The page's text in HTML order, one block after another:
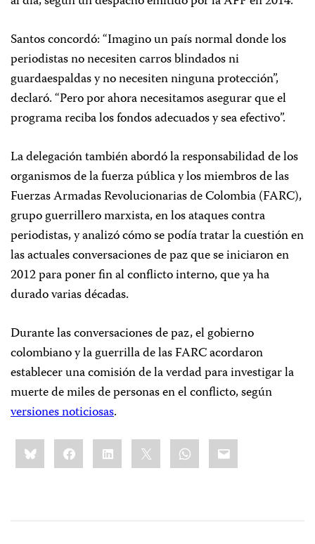
Santos concordó: “Imagino un país normal donde los
periodistas no necesiten carros blindados ni
guardaespaldas y no necesiten ninguna protección”,
declaró. “Pero por ahora necesitamos asegurar que el
programa reciba los fondos adecuados y sea efectivo”.
La delegación también abordó la responsabilidad de los
organismos de la fuerza pública y los miembros de las
Fuerzas Armadas Revolucionarias de Colombia (FARC),
grupo guerrillero marxista, en los ataques contra
periodistas, y analizó cómo se podía tratar la cuestión en
las actuales conversaciones de paz que se iniciaron en
2012 para poner fin al conflicto interno, que ya ha
durado varias décadas.
Durante las conversaciones de paz, el gobierno
colombiano y la guerrilla de las FARC acordaron
establecer una comisión de la verdad para investigar la
muerte de miles de personas en el conflicto, según
versiones noticiosas.
Share
this:BlueskyFacebookLinkedIn WhatsApp
Email